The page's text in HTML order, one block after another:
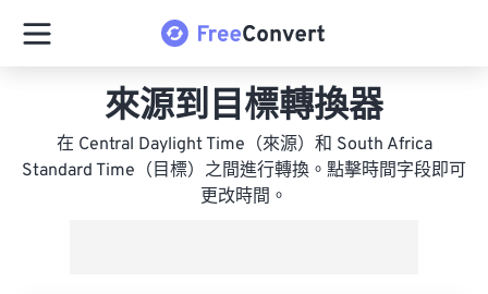
來源到目標轉換器
在 Central Daylight Time（來源）和 South Africa
Standard Time（目標）之間進行轉換。點擊時間字段即可
更改時間。